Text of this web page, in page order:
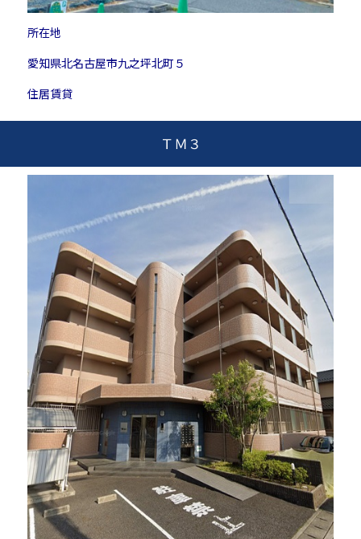
所在地
愛知県北名古屋市九之坪北町５
住居賃貸
ＴＭ３